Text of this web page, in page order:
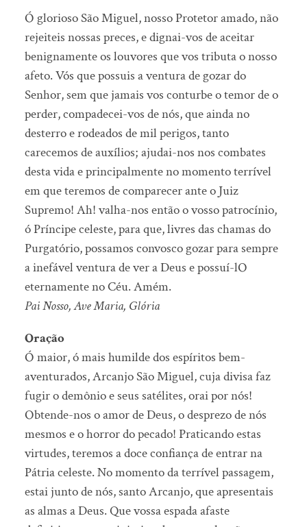
Ó glorioso São Miguel, nosso Protetor amado, não
rejeiteis nossas preces, e dignai-vos de aceitar
benignamente os louvores que vos tributa o nosso
afeto. Vós que possuis a ventura de gozar do
Senhor, sem que jamais vos conturbe o temor de o
perder, compadecei-vos de nós, que ainda no
desterro e rodeados de mil perigos, tanto
carecemos de auxílios; ajudai-nos nos combates
desta vida e principalmente no momento terrível
em que teremos de comparecer ante o Juiz
Supremo! Ah! valha-nos então o vosso patrocínio,
ó Príncipe celeste, para que, livres das chamas do
Purgatório, possamos convosco gozar para sempre
a inefável ventura de ver a Deus e possuí-lO
eternamente no Céu. Amém.
Pai Nosso, Ave Maria, Glória
Oração
Ó maior, ó mais humilde dos espíritos bem-
aventurados, Arcanjo São Miguel, cuja divisa faz
fugir o demônio e seus satélites, orai por nós!
Obtende-nos o amor de Deus, o desprezo de nós
mesmos e o horror do pecado! Praticando estas
virtudes, teremos a doce confiança de entrar na
Pátria celeste. No momento da terrível passagem,
estai junto de nós, santo Arcanjo, que apresentais
as almas a Deus. Que vossa espada afaste